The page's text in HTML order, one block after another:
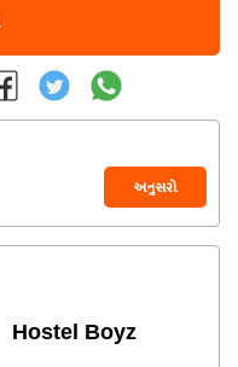
અનુસરો
Hostel Boyz